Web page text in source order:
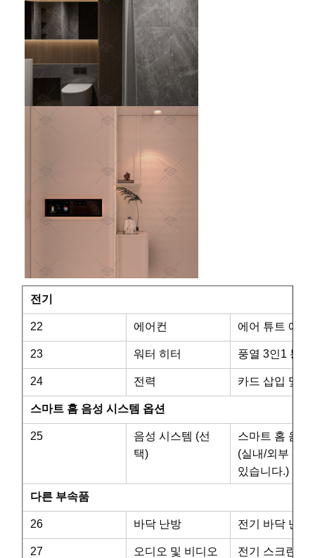
전기
22 에어컨 에어 튜트 에어
23 워터 히터 풍열 3인1 통
24 전력 카드 삽입 및
스마트 홈 음성 시스템 옵션
25
음성 시스템 (선
택)
스마트 홈 음성
(실내/외부 조
있습니다.)
다른 부속품
26 바닥 난방 전기 바닥 난방
27
오디오 및 비디오
전기 스크린이